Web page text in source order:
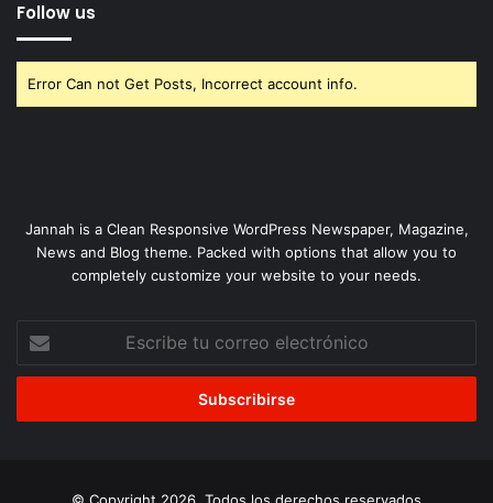
Follow us
Error Can not Get Posts, Incorrect account info.
Jannah is a Clean Responsive WordPress Newspaper, Magazine,
News and Blog theme. Packed with options that allow you to
completely customize your website to your needs.
correo